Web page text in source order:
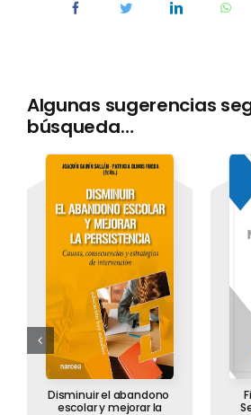
Algunas sugerencias
búsqueda…
Disminuir el abandono
escolar y mejorar la